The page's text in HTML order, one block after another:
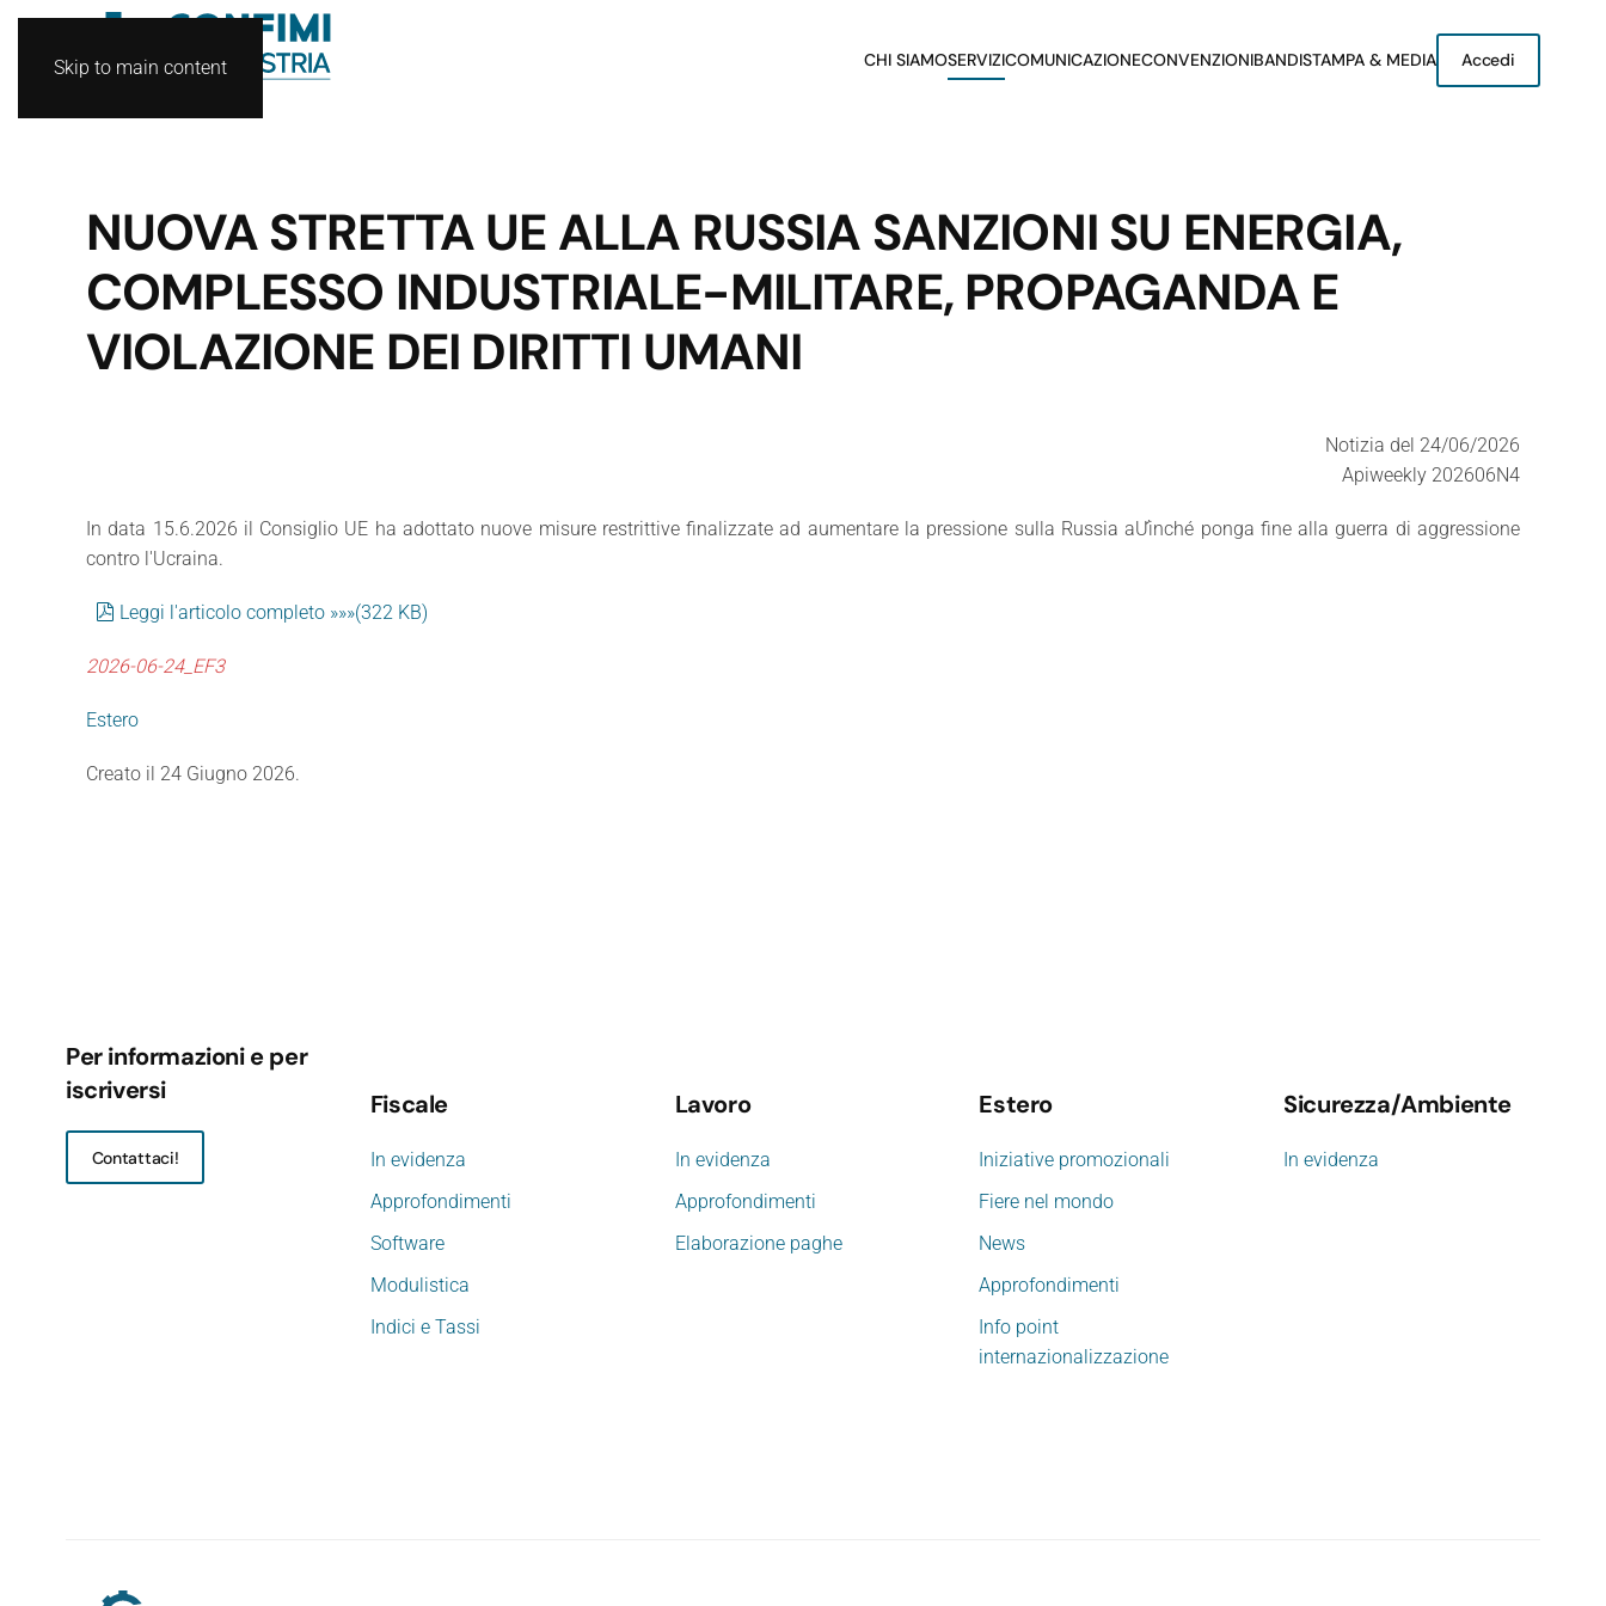
Skip to main content CHI SIAMOSERVIZICOMUNICAZIONECONVENZIONIBANDISTAMPA & MEDIA Accedi
NUOVA STRETTA UE ALLA RUSSIA SANZIONI SU ENERGIA,
COMPLESSO INDUSTRIALE-MILITARE, PROPAGANDA E
VIOLAZIONE DEI DIRITTI UMANI
Notizia del 24/06/2026
Apiweekly 202606N4
In data 15.6.2026 il Consiglio UE ha adottato nuove misure restrittive finalizzate ad aumentare la pressione sulla Russia aƯinché ponga fine alla guerra di aggressione
contro l'Ucraina.
pdf
Leggi l'articolo completo »»»(322 KB)
2026-06-24_EF3
Estero
Creato il 24 Giugno 2026.
Per informazioni e per
iscriversi
Contattaci!
Fiscale
In evidenza
Approfondimenti
Software
Modulistica
Indici e Tassi
Lavoro
In evidenza
Approfondimenti
Elaborazione paghe
Estero
Iniziative promozionali
Fiere nel mondo
News
Approfondimenti
Info point
internazionalizzazione
Sicurezza/Ambiente
In evidenza